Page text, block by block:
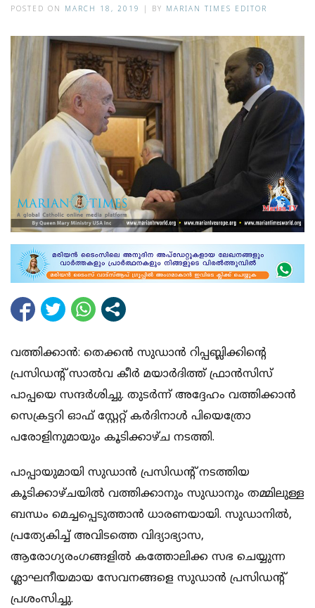
POSTED ON MARCH 18, 2019 BY MARIAN TIMES EDITOR
വത്തിക്കാന്‍: തെക്കന്‍ സുഡാന്‍ റിപ്പബ്ലിക്കിന്റെ
പ്രസിഡന്റ് സാല്‍വ കീര്‍ മയാര്‍ദിത്ത് ഫ്രാന്‍സിസ്
പാപ്പയെ സന്ദര്‍ശിച്ചു. തുടര്‍ന്ന് അദ്ദേഹം വത്തിക്കാന്‍
സെക്രട്ടറി ഓഫ് സ്റ്റേറ്റ് കര്‍ദിനാള്‍ പിയെത്രോ
പരോളിനുമായും കൂടിക്കാഴ്ച നടത്തി.
പാപ്പായുമായി സുഡാന്‍ പ്രസിഡന്റ് നടത്തിയ
കൂടിക്കാഴ്ചയില്‍ വത്തിക്കാനും സുഡാനും തമ്മിലുള്ള
ബന്ധം മെച്ചപ്പെടുത്താന്‍ ധാരണയായി. സുഡാനില്‍,
പ്രത്യേകിച്ച് അവിടത്തെ വിദ്യാഭ്യാസ,
ആരോഗ്യരംഗങ്ങളില്‍ കത്തോലിക്ക സഭ ചെയ്യുന്ന
ശ്ലാഘനീയമായ സേവനങ്ങളെ സുഡാന്‍ പ്രസിഡന്റ്
പ്രശംസിച്ചു.